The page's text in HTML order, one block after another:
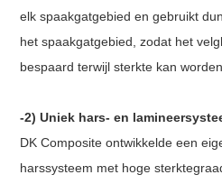
elk spaakgatgebied en gebruikt
het spaakgatgebied, zodat het
bespaard terwijl sterkte kan
-2) Uniek hars- en
DK Composite ontwikkelde een
harssysteem met hoge